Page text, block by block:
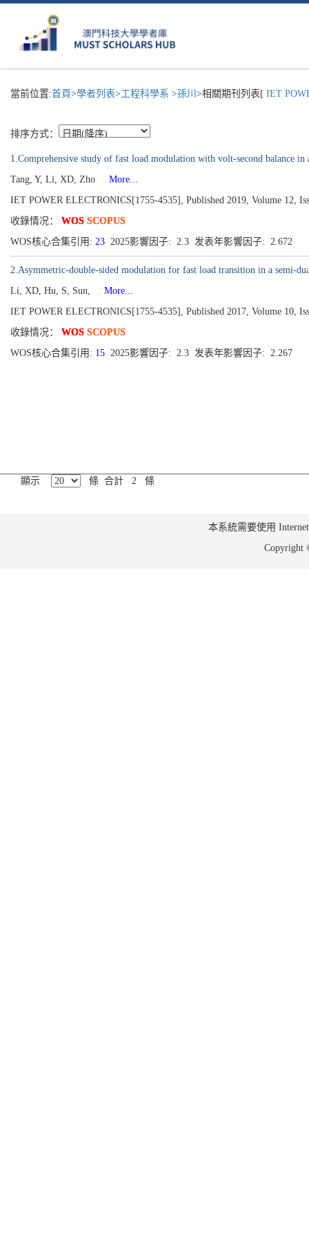
當前位置:首頁>學者列表>工程科學系 >孫川 >相關期刊列表[ IET
排序方式：
1.Comprehensive study of fast load modulation with volt-second balance
Tang, Y, Li, XD, Zho
More...
IET POWER ELECTRONICS[1755-4535], Published 2019, Volume 12,
收錄情况： WOS SCOPUS
WOS核心合集引用: 23 2025影響因子: 2.3 发表年影響因子: 2.672
2.Asymmetric-double-sided modulation for fast load transition in a semi-
Li, XD, Hu, S, Sun,
More...
IET POWER ELECTRONICS[1755-4535], Published 2017, Volume 10,
收錄情况： WOS SCOPUS
WOS核心合集引用: 15 2025影響因子: 2.3 发表年影響因子: 2.267
顯示 條 合計 2 條
本系統需要使用
Copyright